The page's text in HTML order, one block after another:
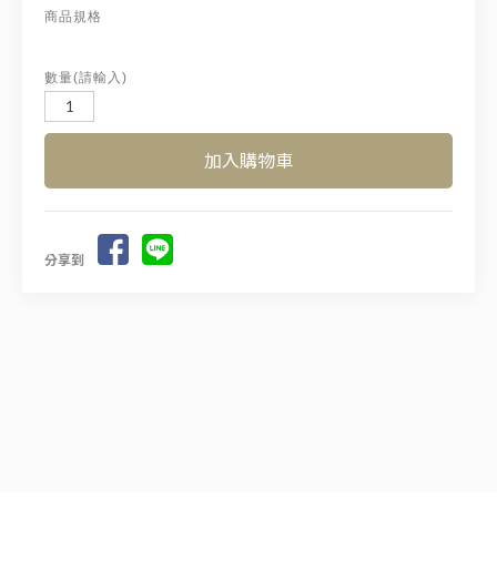
商品規格
數量(請輸入)
分享到